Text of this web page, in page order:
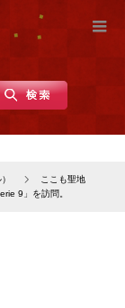
ここも聖地
9」を訪問。